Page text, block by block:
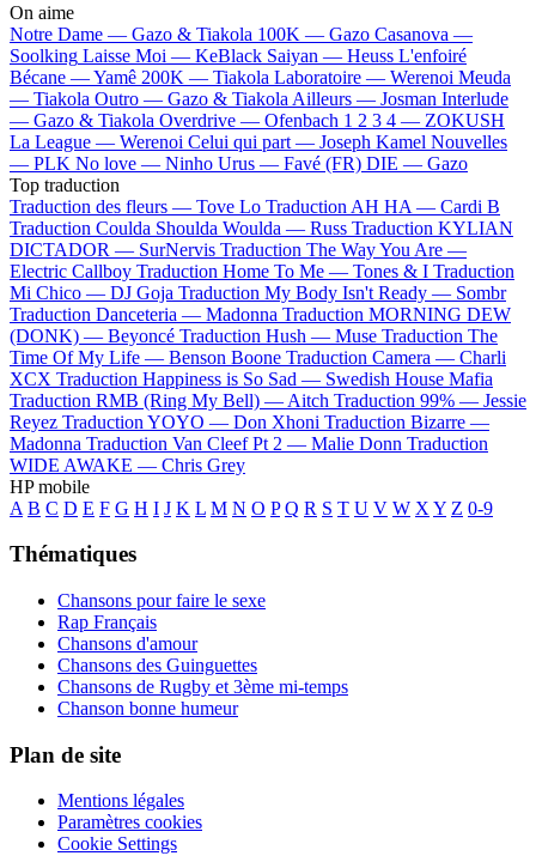
On aime
Notre Dame — Gazo & Tiakola 100K — Gazo Casanova —
Soolking Laisse Moi — KeBlack Saiyan — Heuss L'enfoiré
Bécane —Yamê 200K — Tiakola Laboratoire — Werenoi Meuda
— Tiakola Outro — Gazo & Tiakola Ailleurs — Josman Interlude
— Gazo & Tiakola Overdrive — Ofenbach 1 2 3 4 — ZOKUSH
La League — Werenoi Celui qui part — Joseph Kamel Nouvelles
— PLK No love — Ninho Urus — Favé (FR) DIE — Gazo
Top traduction
Traduction des fleurs — Tove Lo Traduction AH HA — Cardi B
Traduction Coulda Shoulda Woulda — Russ Traduction KYLIAN
DICTADOR — SurNervis Traduction The Way You Are —
Electric Callboy Traduction Home To Me — Tones & I Traduction
Mi Chico — DJ Goja Traduction My Body Isn't Ready — Sombr
Traduction Danceteria — Madonna Traduction MORNING DEW
(DONK) — Beyoncé Traduction Hush — Muse Traduction The
Time Of My Life — Benson Boone Traduction Camera — Charli
XCX Traduction Happiness is So Sad — Swedish House Mafia
Traduction RMB (Ring My Bell) — Aitch Traduction 99% — Jessie
Reyez Traduction YOYO — Don Xhoni Traduction Bizarre —
Madonna Traduction Van Cleef Pt 2 — Malie Donn Traduction
WIDE AWAKE — Chris Grey
HP mobile
A B C D E F G H I J K L M N O P Q R S T U V W X Y Z 0-9
Thématiques
Chansons pour faire le sexe
Rap Français
Chansons d'amour
Chansons des Guinguettes
Chansons de Rugby et 3ème mi-temps
Chanson bonne humeur
Plan de site
Mentions légales
Paramètres cookies
Cookie Settings